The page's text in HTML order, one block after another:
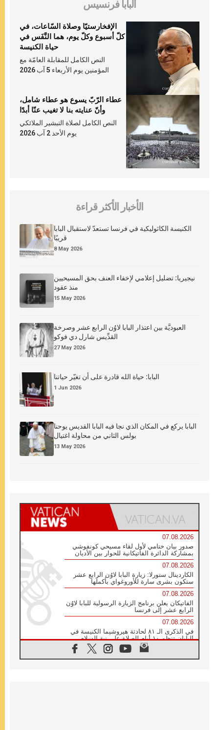
البابا فرنسيس
الإفخارستيّا وصلاة السّاعات، في
كلّ أسبوع وكلّ يوم، هما النَّفَس في
حياة الكنيسة
النص الكامل للمقابلة العامّة مع
المؤمنين يوم الأربعاء 5 آب 2026
عطاء الرّبّ يسوع هو عطاء شامل،
وأنّ عنايته بنا لا تغيب عنّا أبدًا
النص الكامل لصلاة التبشير الملائكي
يوم الأحد 2 آب 2026
الأخبار الأكثر قراءة
الكنيسة الكاثوليكية في فرنسا تستعدّ لاستقبال البابا
قريبًا
8 May 2026
نيجيريا: تضليل إعلامي لإخفاء العنف بحق المسيحيين
منذ عقود
15 May 2026
العبوديَّة بين اعتذار البابا لاوُن الرابع عشر وصرخة
القدِّيس شارل دي فوكو
27 May 2026
البابا: حياة الله قادرة على أن تغيّر حياتنا
1 Jun 2026
البابا يركع في المكان الذي نجا فيه البابا القديس يوحنا
بولس الثاني من محاولة اغتيال
13 May 2026
07.08.2026
صدور بيان ختامي لأول لقاء مسيحي كونفوشي
بمشاركة الدائرة الفاتيكانية للحوار بين الأديان
07.08.2026
الكاردينال ستورلا: زيارة البابا لاوُن الرابع عشر
ستكون بشرى سارة للأوروغواي بأكملها
07.08.2026
الفاتيكان يعلن برنامج الزيارة الرسولية للبابا لاوُن
الرابع عشر إلى فرنسا
07.08.2026
في الذكرى الـ ٨١ لحادثة هيروشيما الكنيسة في
اليابان تنظم ١٠ أيام للصلاة على نية السلام
الكنيسة في الأوروغواي: زيارة البابا ستعزز